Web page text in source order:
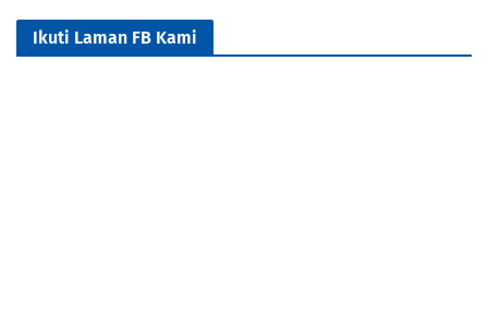
Ikuti Laman FB Kami